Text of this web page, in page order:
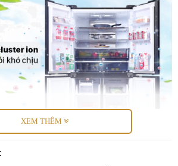
nhanh xuống tận -24 độ C nhờ
XEM THÊM